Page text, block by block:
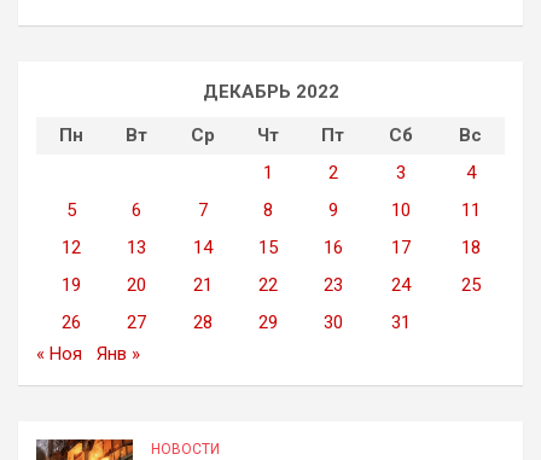
ДЕКАБРЬ 2022
Пн
Вт Ср Чт Пт Сб
Вс
1
2 3
4
5
6 7 8 9 10
11
12
13 14 15 16 17
18
19
20 21 22 23 24
25
26
27 28 29 30
31
« Ноя
Янв »
НОВОСТИ